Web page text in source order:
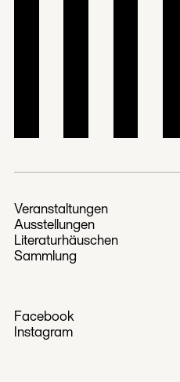
Veranstaltungen
Ausstellungen
Literaturhäuschen
Sammlung
Facebook
Instagram